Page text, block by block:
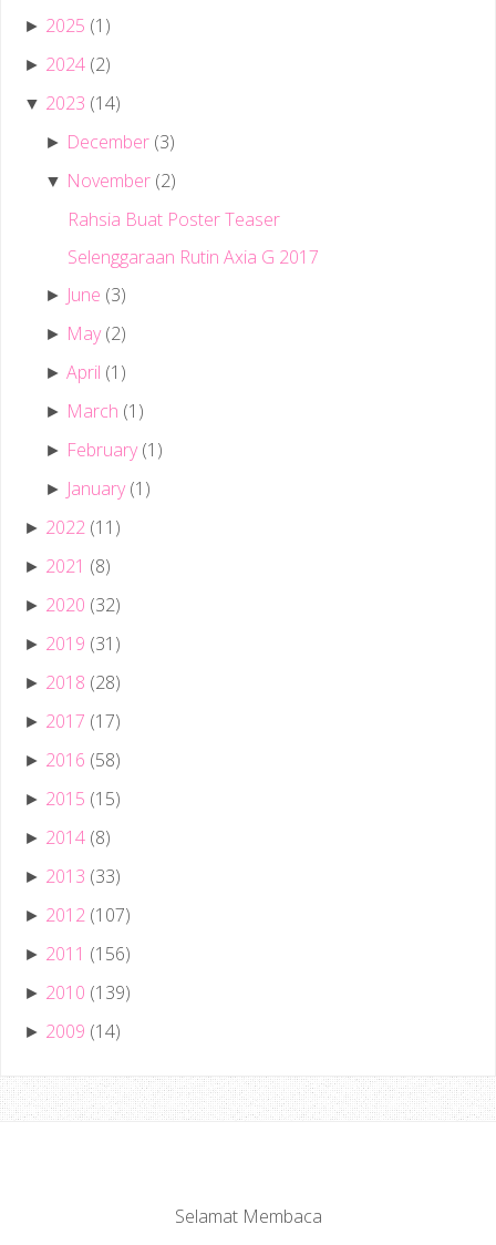
► 2025 (1)
► 2024 (2)
▼ 2023 (14)
► December (3)
▼ November (2)
Rahsia Buat Poster Teaser
Selenggaraan Rutin Axia G 2017
► June (3)
► May (2)
►April (1)
► March (1)
► February (1)
► January (1)
► 2022 (11)
► 2021 (8)
► 2020 (32)
► 2019 (31)
► 2018 (28)
► 2017 (17)
► 2016 (58)
► 2015 (15)
► 2014 (8)
► 2013 (33)
► 2012 (107)
► 2011 (156)
► 2010 (139)
► 2009 (14)
Selamat Membaca